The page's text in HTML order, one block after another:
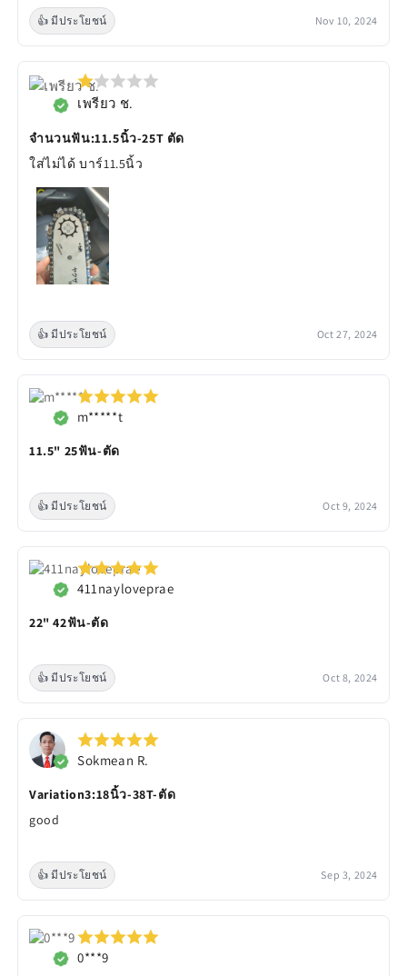
👍 มีประโยชน์ Nov 10, 2024
เพรียว ช.
จำนวนฟัน:11.5นิ้ว-25T ตัด
ใส่ไม่ได้ บาร์11.5นิ้ว
👍 มีประโยชน์ Oct 27, 2024
m*****t
11.5" 25ฟัน-ตัด
👍 มีประโยชน์ Oct 9, 2024
411nayloveprae
22" 42ฟัน-ตัด
👍 มีประโยชน์ Oct 8, 2024
Sokmean R.
Variation3:18นิ้ว-38T-ตัด
good
👍 มีประโยชน์ Sep 3, 2024
0***9